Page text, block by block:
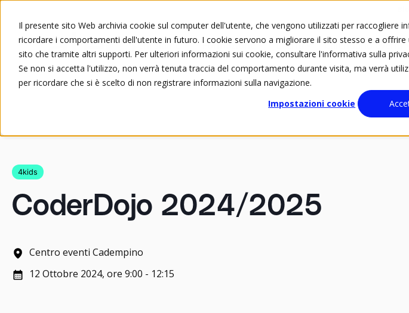
Il presente sito Web archivia cookie sul computer dell'utente, che vengono utilizzati per raccogliere
ricordare i comportamenti dell'utente in futuro. I cookie servono a migliorare il sito stesso e a offrire
sito che tramite altri supporti. Per ulteriori informazioni sui cookie, consultare l'informativa sulla
Se non si accetta l'utilizzo, non verrà tenuta traccia del comportamento durante visita, ma verrà
per ricordare che si è scelto di non registrare informazioni sulla navigazione.
Impostazioni cookie
Chi siamo Formazione Eventi Calendario eventi
4kids
CoderDojo 2024/2025
Centro eventi Cadempino
12 Ottobre 2024, ore 9:00 - 12:15